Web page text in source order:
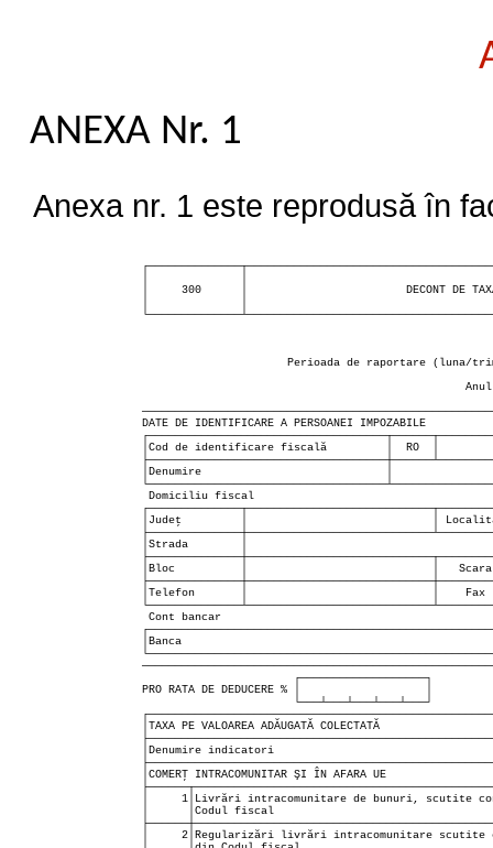
ANEXA Nr. 1
Anexa nr. 1 este reprodusă în
│     300      │                        DECONT DE